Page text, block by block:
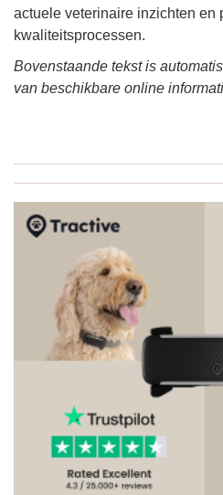
actuele veterinaire inzichten en
kwaliteitsprocessen.
Bovenstaande tekst is
van beschikbare online